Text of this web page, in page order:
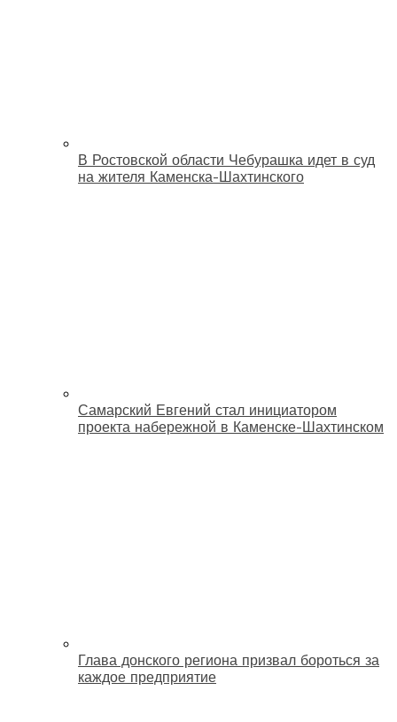
В Ростовской области Чебурашка идет в суд
на жителя Каменска-Шахтинского
Самарский Евгений стал инициатором
проекта набережной в Каменске-Шахтинском
Глава донского региона призвал бороться за
каждое предприятие